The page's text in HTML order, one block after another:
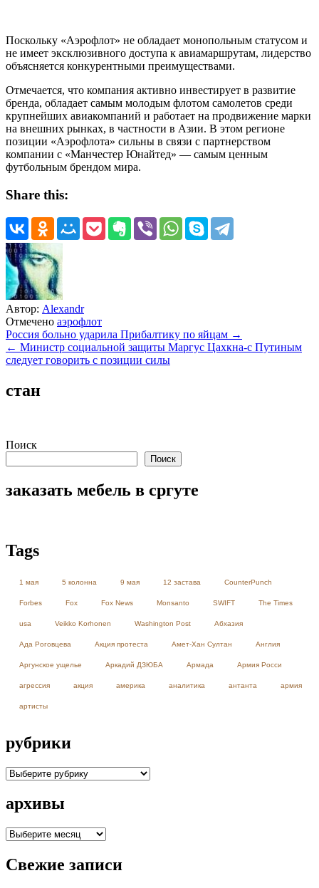
Поскольку «Аэрофлот» не обладает монопольным статусом и
не имеет эксклюзивного доступа к авиамаршрутам, лидерство
объясняется конкурентными преимуществами.
Отмечается, что компания активно инвестирует в развитие
бренда, обладает самым молодым флотом самолетов среди
крупнейших авиакомпаний и работает на продвижение марки
на внешних рынках, в частности в Азии. В этом регионе
позиции «Аэрофлота» сильны в связи с партнерством
компании с «Манчестер Юнайтед» — самым ценным
футбольным брендом мира.
Share this:
Автор: Alexandr
Отмечено аэрофлот
Навигация
по
Россия больно ударила Прибалтику по яйцам →
← Министр социальной защиты Маргус Цахкна-с Путиным
следует говорить с позиции силы
стан
Поиск
Поиск
заказать мебель в сргуте
Tags
1 мая 5 колонна 9 мая 12 застава CounterPunch
Forbes Fox Fox News Monsanto SWIFT The Times
usa Veikko Korhonen Washington Post Абхазия
Ада Роговцева Акция протеста Амет-Хан Султан Англия
Аргунское ущелье Аркадий ДЗЮБА Армада Армия Росси
агрессия акция америка аналитика антанта армия
артисты
рубрики
рубрики
архивы
архивы
Свежие записи